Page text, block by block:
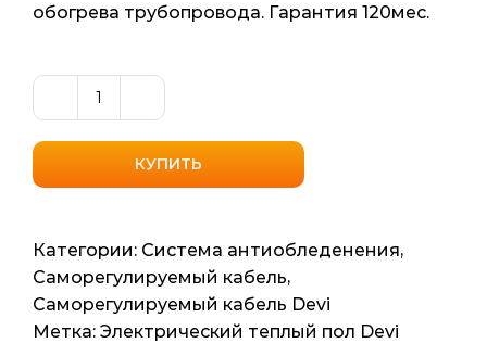
обогрева трубопровода. Гарантия 120мес.
Количество
товара
Саморегулирующий
кабель
(DPH-
10
V2)
(Дания)
КУПИТЬ
Категории: Система антиобледенения,
Саморегулируемый кабель,
Саморегулируемый кабель Devi
Метка: Электрический теплый пол Devi